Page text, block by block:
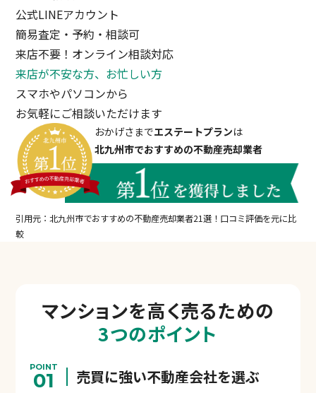
公式LINEアカウント
簡易査定・予約・相談可
来店不要！オンライン相談対応
来店が不安な方、お忙しい方
スマホやパソコンから
お気軽にご相談いただけます
おかげさまでエステートプランは
北九州市でおすすめの不動産売却業者
引用元：北九州市でおすすめの不動産売却業者21選！口コミ評価を元に比
較
マンションを高く売るための
3つのポイント
POINT
01 売買に強い不動産会社を選ぶ